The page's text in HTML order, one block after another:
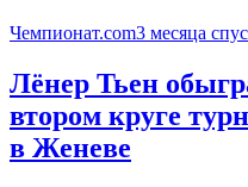
Чемпионат.com3 месяца
Лёнер Тьен
втором круге
в Женеве